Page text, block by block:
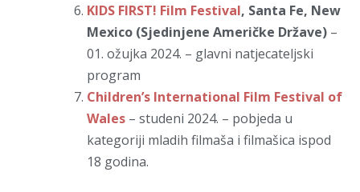
KIDS FIRST! Film Festival, Santa Fe, New
Mexico (Sjedinjene Američke Države) –
01. ožujka 2024. – glavni natjecateljski
program
Children’s International Film Festival of
Wales – studeni 2024. – pobjeda u
kategoriji mladih filmaša i filmašica ispod
18 godina.